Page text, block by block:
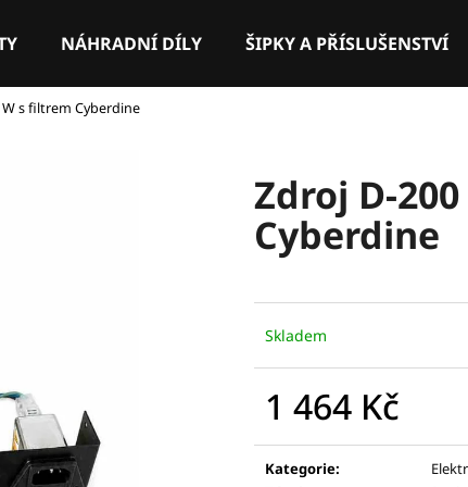
NÁHRADNÍ DÍLY ŠIPKY A PŘÍSLUŠENSTVÍ
W s filtrem Cyberdine
Zdroj D-
Cyberdine
Skladem
1 464 Kč
Kategorie:
Co potřebujete najít?
HLEDAT